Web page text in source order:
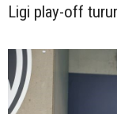
Ligi play-off